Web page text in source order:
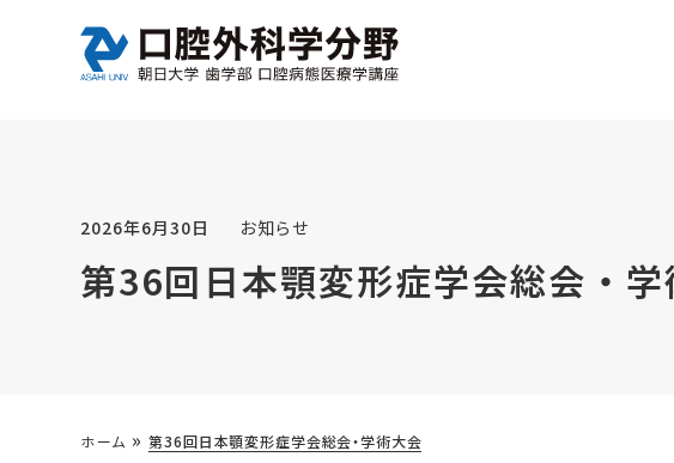
2026年6月30日 お知らせ
第36回日本顎変形症学会総会・学
ホーム »第36回日本顎変形症学会総会・学術大会